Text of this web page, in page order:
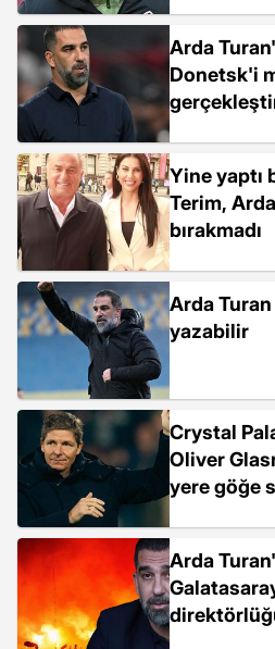
Arda
Donetsk'i
Yine yaptı
Terim,
bırakmadı
Arda
yazabilir
Crystal
Oliver
yere göğe
Arda